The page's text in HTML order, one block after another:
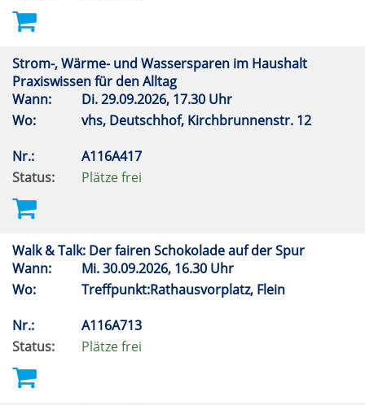
Strom-, Wärme- und Wassersparen im Haushalt
Praxiswissen für den Alltag
Wann:
Di.29.09.2026, 17.30 Uhr
Wo:
vhs, Deutschhof, Kirchbrunnenstr. 12
Nr.:
A116A417
Status:
Plätze frei
Walk & Talk: Der fairen Schokolade auf der Spur
Wann:
Mi.30.09.2026, 16.30 Uhr
Wo:
Treffpunkt:Rathausvorplatz, Flein
Nr.:
A116A713
Status:
Plätze frei